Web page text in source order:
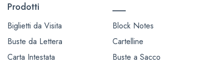
Prodotti
Biglietti da Visita
Buste da Lettera
Carta Intestata
Block Notes
Cartelline
Buste a Sacco